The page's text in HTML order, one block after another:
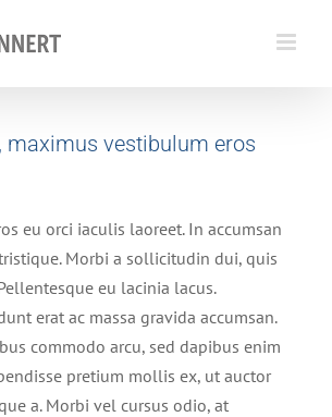
maximus vestibulum eros
eu orci iaculis laoreet. In accumsan
Morbi a sollicitudin dui, quis
eu lacinia lacus.
erat ac massa gravida accumsan.
commodo arcu, sed dapibus enim
pretium mollis ex, ut auctor
a. Morbi vel cursus odio, at